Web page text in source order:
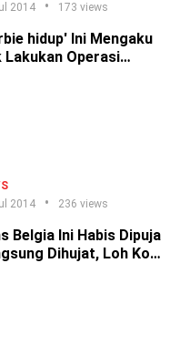
2014
173 views
hidup' Ini Mengaku
Lakukan Operasi
2014
236 views
Belgia Ini Habis Dipuja
Dihujat, Loh Kok